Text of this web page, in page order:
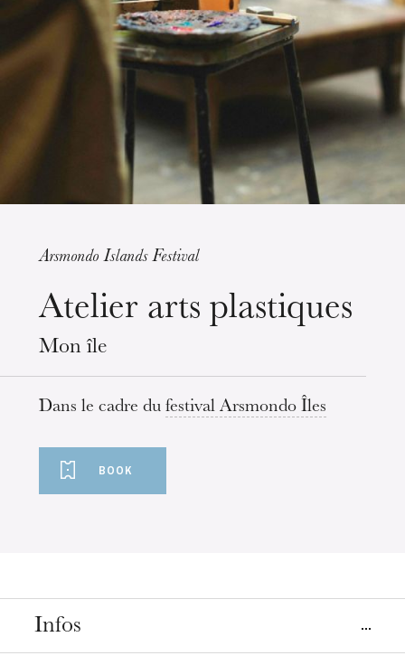
The OnR with you
Guided tours of the Opera
House
Wednesday 19 Aug 2026
Arsmondo Islands Festival
Atelier arts plastiques
Mon île
Dans le cadre dufestival Arsmondo Îles
BOOK
Infos